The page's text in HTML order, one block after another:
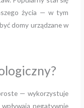
życia — w tym
domy urządzane w
— wykorzystuje
negatywnie